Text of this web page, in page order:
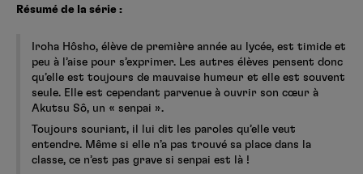
Résumé de la série :
Iroha Hôsho, élève de première année au lycée, est timide et
peu à l’aise pour s’exprimer. Les autres élèves pensent donc
qu’elle est toujours de mauvaise humeur et elle est souvent
seule. Elle est cependant parvenue à ouvrir son cœur à
Akutsu Sô, un « senpai ».
Toujours souriant, il lui dit les paroles qu’elle veut
entendre. Même si elle n’a pas trouvé sa place dans la
classe, ce n’est pas grave si senpai est là !